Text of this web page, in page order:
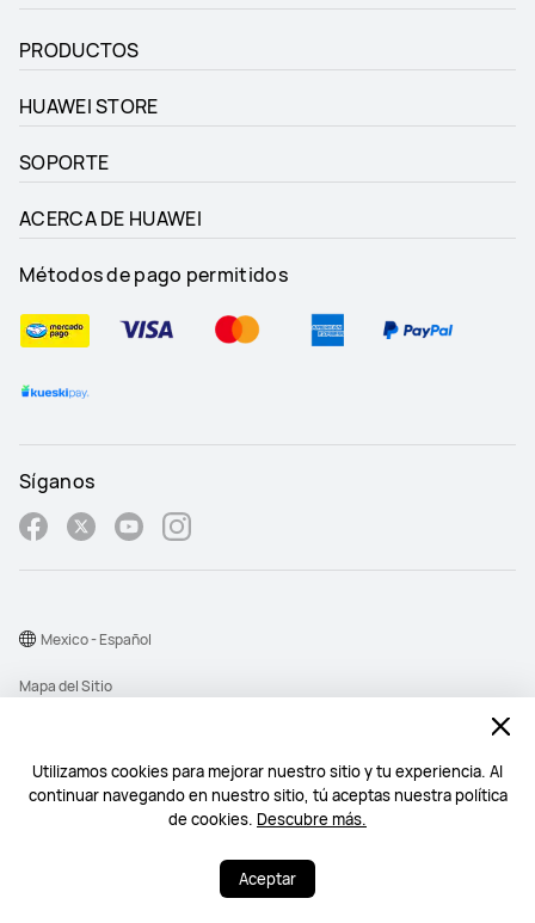
Utilizamos cookies para mejorar nuestro sitio y tu experiencia. Al
continuar navegando en nuestro sitio, tú aceptas nuestra política
de cookies. Descubre más.
Aceptar
PRODUCTOS
HUAWEI STORE
SOPORTE
ACERCA DE HUAWEI
Métodos de pago permitidos
Síganos
©2026 Huawei Device Co., Ltd. All rights reserved.
Mapa del Sitio
Declaración de privacidad
Mexico - Español